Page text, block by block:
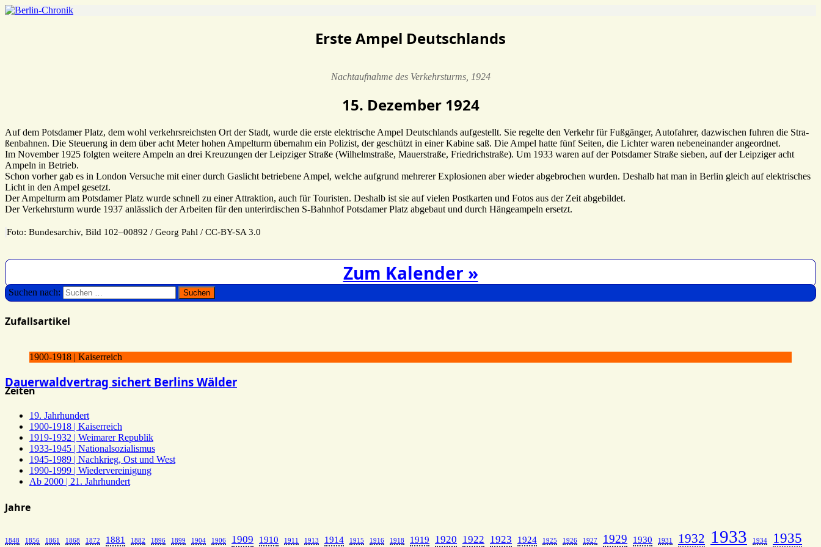
Erste Ampel Deutschlands
Nachtaufnahme des Verkehrsturms, 1924
15. Dezember 1924
Auf dem Pots­damer Platz, dem wohl verkehrs­reichsten Ort der Stadt, wurde die erste elek­tri­sche Ampel Deutsch­lands aufge­stellt. Sie regelte den Verkehr für Fußgänger, Auto­fahrer, dazwi­schen fuhren die Stra­
ßen­bahnen. Die Steue­rung in dem über acht Meter hohen Ampel­turm über­nahm ein Poli­zist, der geschützt in einer Kabine saß. Die Ampel hatte fünf Seiten, die Lichter waren neben­ein­ander ange­ordnet.
Im November 1925 folgten weitere Ampeln an drei Kreu­zungen der Leip­ziger Straße (Wilhelm­straße, Mauer­straße, Fried­rich­straße). Um 1933 waren auf der Pots­damer Straße sieben, auf der Leip­ziger acht
Ampeln in Betrieb.
Schon vorher gab es in London Versuche mit einer durch Gaslicht betrie­bene Ampel, welche aufgrund mehrerer Explo­sionen aber wieder abge­bro­chen wurden. Deshalb hat man in Berlin gleich auf elek­tri­sches
Licht in den Ampel gesetzt.
Der Ampel­turm am Pots­damer Platz wurde schnell zu einer Attrak­tion, auch für Touristen. Deshalb ist sie auf vielen Post­karten und Fotos aus der Zeit abge­bildet.
Der Verkehrs­turm wurde 1937 anläss­lich der Arbeiten für den unter­ir­di­schen S‑Bahnhof Pots­damer Platz abge­baut und durch Hänge­am­peln ersetzt.
Foto: Bundes­ar­chiv, Bild 102–00892 /​ Georg Pahl /​ CC-BY-SA 3.0
Zum Kalender »
Suchen nach:
Zufallsartikel
1900-1918 | Kaiserreich
Dauerwaldvertrag sichert Berlins Wälder
Zeiten
19. Jahrhundert
1900-1918 | Kaiserreich
1919-1932 | Weimarer Republik
1933-1945 | Nationalsozialismus
1945-1989 | Nachkrieg, Ost und West
1990-1999 | Wiedervereinigung
Ab 2000 | 21. Jahrhundert
Jahre
1848 1856 1861 1868 1872 1881 1882 1896 1899 1904 1906 1909 1910 1911 1913 1914 1915 1916 1918 1919 1920 1922 1923 1924 1925 1926 1927 1929 1930 1931 1932 1933 1934 1935